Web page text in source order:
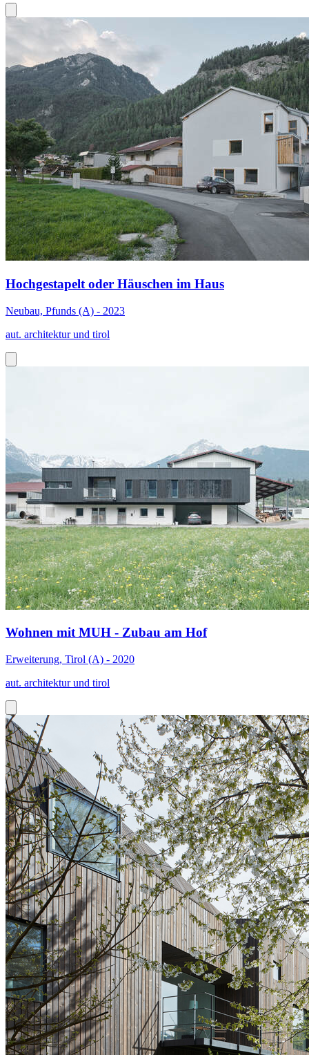
Hochgestapelt oder Häuschen im Haus
Neubau, Pfunds (A) - 2023
aut. architektur und tirol
Wohnen mit MUH - Zubau am Hof
Erweiterung, Tirol (A) - 2020
aut. architektur und tirol